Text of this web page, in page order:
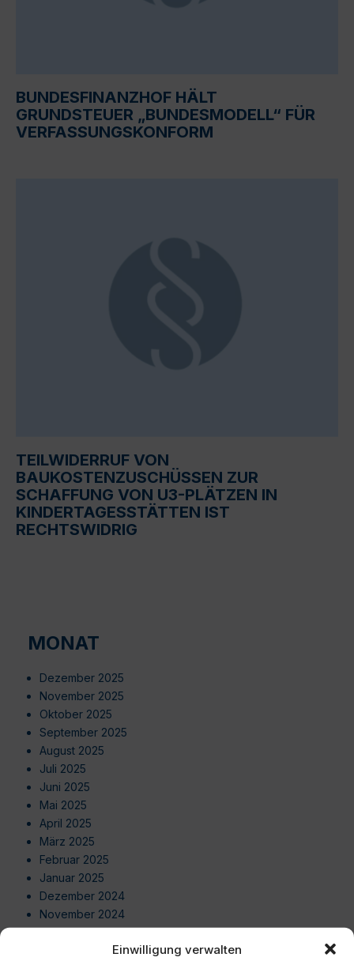
Einwilligung verwalten
BUNDESFINANZHOF HÄLT
GRUNDSTEUER „BUNDESMODELL“ FÜR
VERFASSUNGSKONFORM
TEILWIDERRUF VON
BAUKOSTENZUSCHÜSSEN ZUR
SCHAFFUNG VON U3-PLÄTZEN IN
KINDERTAGESSTÄTTEN IST
RECHTSWIDRIG
MONAT
Dezember 2025
November 2025
Oktober 2025
September 2025
August 2025
Juli 2025
Juni 2025
Mai 2025
April 2025
März 2025
Februar 2025
Januar 2025
Dezember 2024
November 2024
Oktober 2024
September 2024